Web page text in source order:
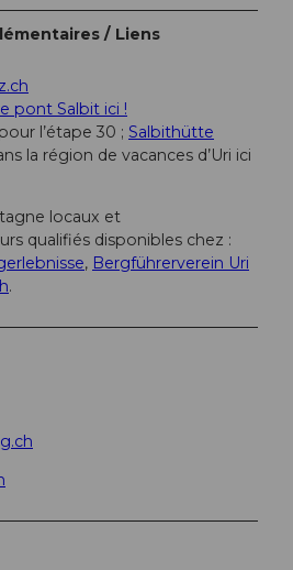
/ Liens
pont Salbit ici !
l’étape 30 ; Salbithütte
la région de vacances d’Uri ici
locaux et
qualifiés disponibles chez :
, Bergführerverein Uri
.